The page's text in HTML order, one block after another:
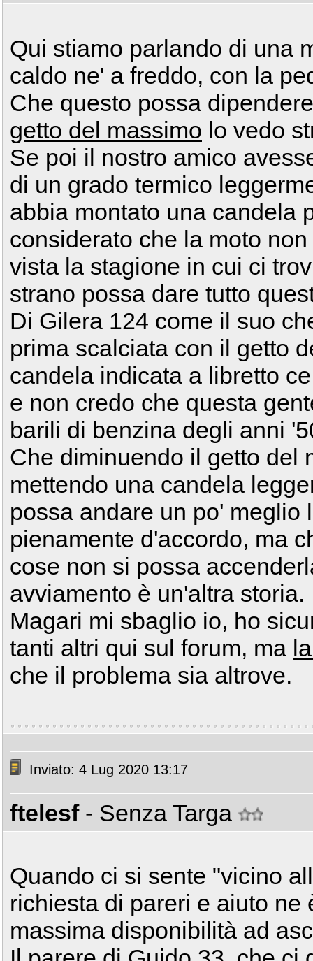
Qui stiamo parlando di una
caldo ne' a freddo, con la
Che questo possa
getto del massimo lo vedo
Se poi il nostro amico
di un grado termico
abbia montato una candela
considerato che la moto
vista la stagione in cui ci
strano possa dare tutto
Di Gilera 124 come il suo
prima scalciata con il getto
candela indicata a libretto
e non credo che questa
barili di benzina degli anni
Che diminuendo il getto del
mettendo una candela
possa andare un po' meglio
pienamente d'accordo, ma
cose non si possa
avviamento è un'altra storia.
Magari mi sbaglio io, ho
tanti altri qui sul forum, ma
che il problema sia altrove.
Inviato: 4 Lug 2020 13:17
ftelesf - Senza Targa
Quando ci si sente "vicino
richiesta di pareri e aiuto
massima disponibilità ad